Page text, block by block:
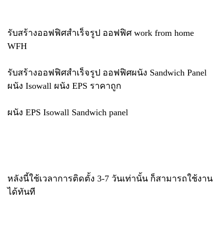
รับสร้างออฟฟิศสำเร็จรูป ออฟฟิศ work from home
WFH
รับสร้างออฟฟิศสำเร็จรูป ออฟฟิศผนัง Sandwich Panel
ผนัง Isowall ผนัง EPS ราคาถูก
ผนัง EPS Isowall Sandwich panel
หลังนี้ใช้เวลาการติดตั้ง 3-7 วันเท่านั้น ก็สามารถใช้งาน
ได้ทันที